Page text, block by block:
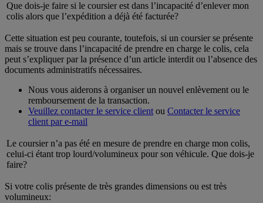
Que dois-je faire si le coursier est dans l’incapacité d’enlever mon
colis alors que l’expédition a déjà été facturée?
Cette situation est peu courante, toutefois, si un coursier se présente
mais se trouve dans l’incapacité de prendre en charge le colis, cela
peut s’expliquer par la présence d’un article interdit ou l’absence des
documents administratifs nécessaires.
Nous vous aiderons à organiser un nouvel enlèvement ou le
remboursement de la transaction.
Veuillez contacter le service clientou Contacter le service
client par e-mail
Le coursier n’a pas été en mesure de prendre en charge mon colis,
celui-ci étant trop lourd/volumineux pour son véhicule. Que dois-je
faire?
Si votre colis présente de très grandes dimensions ou est très
volumineux: